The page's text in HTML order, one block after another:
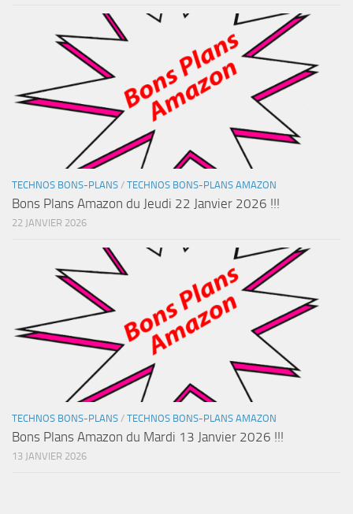
TECHNOS BONS-PLANS / TECHNOS BONS-PLANS AMAZON
Bons Plans Amazon du Jeudi 22 Janvier 2026 !!!
22 JANVIER 2026
TECHNOS BONS-PLANS / TECHNOS BONS-PLANS AMAZON
Bons Plans Amazon du Mardi 13 Janvier 2026 !!!
13 JANVIER 2026